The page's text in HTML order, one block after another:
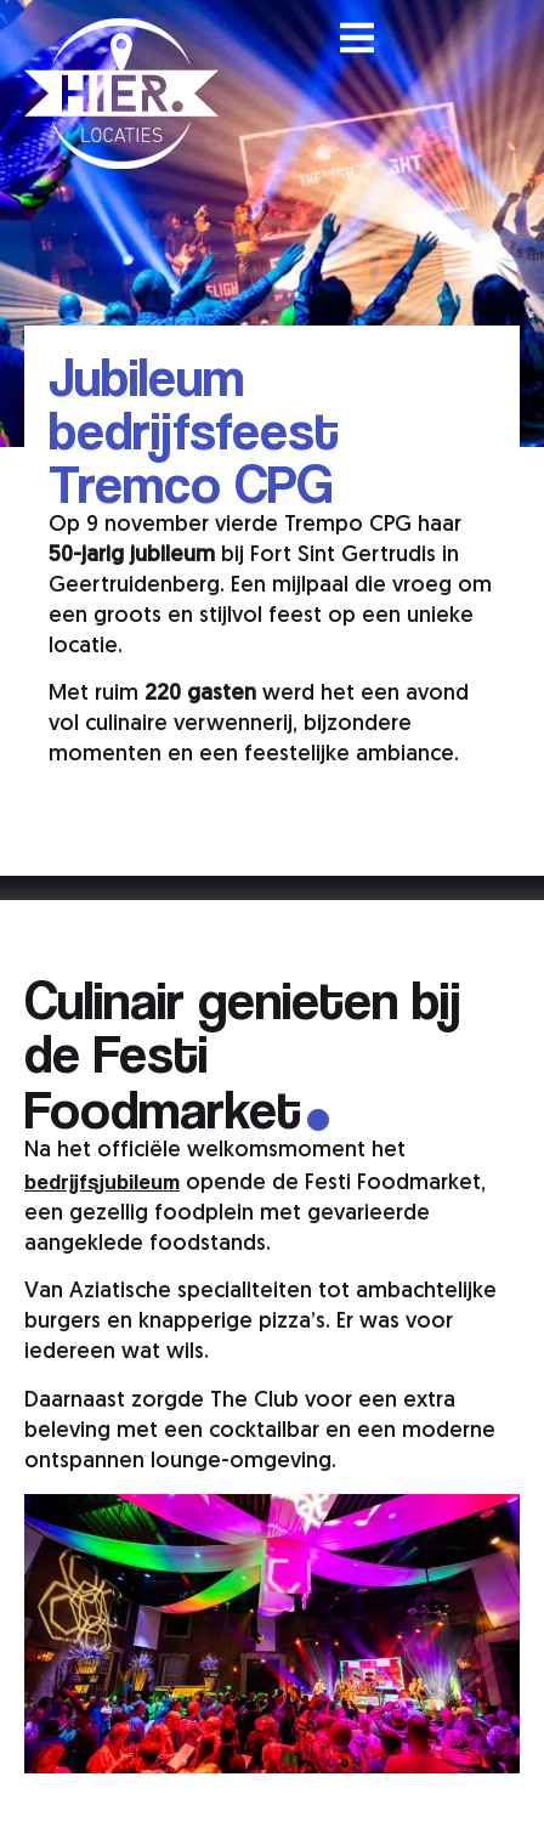
Jubileum
bedrijfsfeest
Tremco CPG
Op 9 november vierde Trempo CPG haar
50-jarig jubileum bij Fort Sint Gertrudis in
Geertruidenberg. Een mijlpaal die vroeg om
een groots en stijlvol feest op een unieke
locatie.
Met ruim 220 gasten werd het een avond
vol culinaire verwennerij, bijzondere
momenten en een feestelijke ambiance.
Culinair genieten bij
de Festi
Foodmarket.
Na het officiële welkomsmoment het
bedrijfsjubileum opende de Festi Foodmarket,
een gezellig foodplein met gevarieerde
aangeklede foodstands.
Van Aziatische specialiteiten tot ambachtelijke
burgers en knapperige pizza’s. Er was voor
iedereen wat wils.
Daarnaast zorgde The Club voor een extra
beleving met een cocktailbar en een moderne
ontspannen lounge-omgeving.